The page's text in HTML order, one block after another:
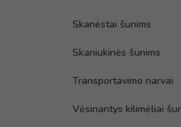
Skanėstai šunims
Skaniukinės šunims
Transportavimo narvai
Vėsinantys kilimėliai